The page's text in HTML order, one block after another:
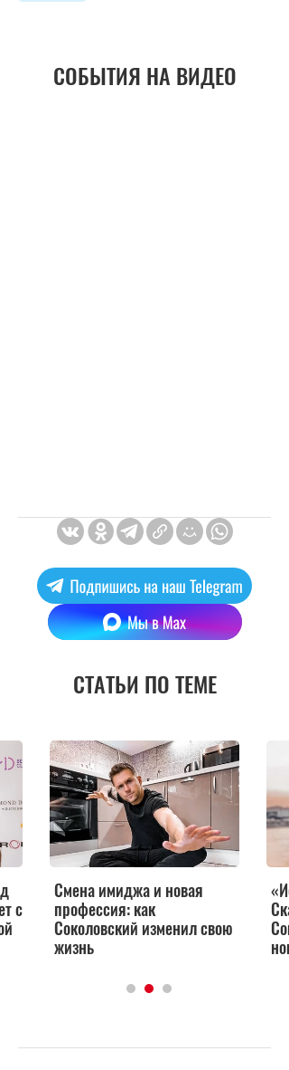
СОБЫТИЯ НА ВИДЕО
СТАТЬИ ПО ТЕМЕ
с
Смена имиджа и новая
профессия: как
Соколовский изменил свою
жизнь